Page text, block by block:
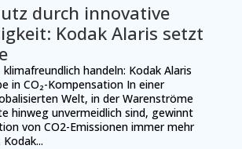
durch innovative
Kodak Alaris setzt
handeln: Kodak Alaris
in CO₂-Kompensation In einer
Welt, in der Warenströme
hinweg unvermeidlich sind, gewinnt
von CO2-Emissionen immer mehr